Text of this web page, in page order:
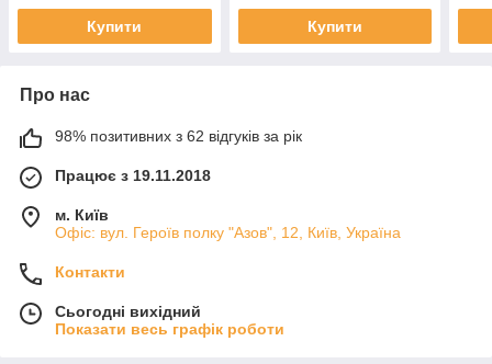
Купити Купити
Про нас
98% позитивних з 62 відгуків за рік
Працює з 19.11.2018
м. Київ
Офіс: вул. Героїв полку "Азов", 12, Київ, Україна
Контакти
Сьогодні вихідний
Показати весь графік роботи